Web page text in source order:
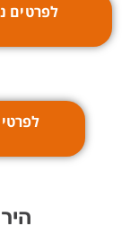
לפרטים